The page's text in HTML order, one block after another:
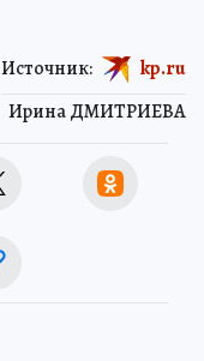
Ирина ДМИТРИЕВА
Источник: kp.ru